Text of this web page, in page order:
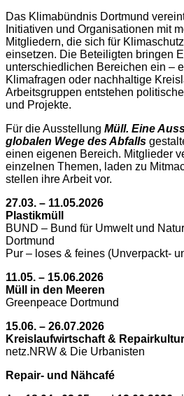
Das Klimabündnis Dortmund
Initiativen und Organisationen mit
Mitgliedern, die sich für
einsetzen. Die Beteiligten bringen
unterschiedlichen Bereichen ein –
Klimafragen oder nachhaltige
Arbeitsgruppen entstehen
und Projekte.
Für die Ausstellung Müll. Eine
globalen Wege des Abfalls
einen eigenen Bereich. Mitglieder
einzelnen Themen, laden zu
stellen ihre Arbeit vor.
27.03. – 11.05.2026
Plastikmüll
BUND – Bund für Umwelt und
Dortmund
Pur – loses & feines (Unverpackt-
11.05. – 15.06.2026
Müll in den Meeren
Greenpeace Dortmund
15.06. – 26.07.2026
Kreislaufwirtschaft & Repairkultur
netz.NRW & Die Urbanisten
Repair- und Nähcafé